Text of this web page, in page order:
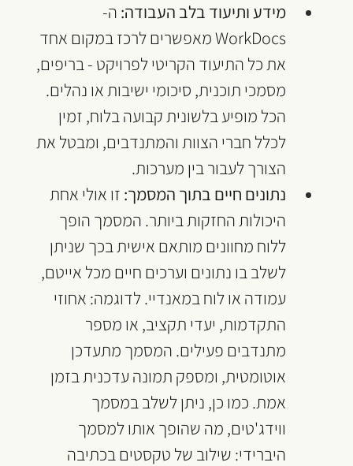
מידע ותיעוד בלב העבודה: ה-
WorkDocs מאפשרים לרכז במקום אחד
את כל התיעוד הקריטי לפרויקט - בריפים,
מסמכי תוכנית, סיכומי ישיבות או נהלים.
הכל מופיע בלשונית קבועה בלוח, זמין
לכלל חברי הצוות והמתנדבים, ומבטל את
הצורך לעבור בין מערכות.
נתונים חיים בתוך המסמך: זו אולי אחת
היכולות החזקות ביותר. המסמך הופך
ללוח מחוונים מותאם אישית בכך שניתן
לשלב בו נתונים וערכים חיים מכל אייטם,
עמודה או לוח במאנדיי. לדוגמה: אחוזי
התקדמות, יעדי תקציב, או מספר
מתנדבים פעילים. המסמך מתעדכן
אוטומטית, ומספק תמונה עדכנית בזמן
אמת. כמו כן, ניתן לשלב במסמך
ווידג'טים, מה שהופך אותו למסמך
היברידי: שילוב של טקסטים בכתיבה